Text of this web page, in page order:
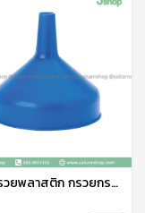
กรวย กรวยพลาสติก กรวยกรองน้ำ กรวยกรอก กรวยน้ำมัน กรวยกรองน้ำพลาสติก อเนกประสงค์ 10 นิ้ว ฉัตร